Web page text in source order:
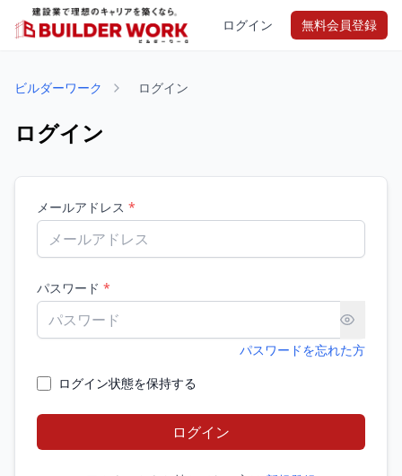
ログイン 無料会員登録
ビルダーワーク ログイン
ログイン
メールアドレス *
パスワード *
パスワードを忘れた方
ログイン状態を保持する
ログイン